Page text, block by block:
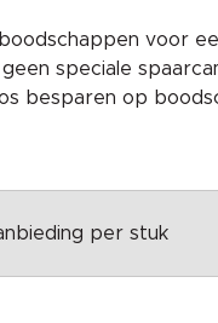
voor
speciale
besparen op
per stuk